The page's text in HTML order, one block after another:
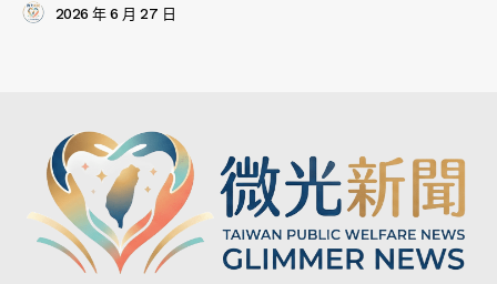
2026 年 6 月 27 日